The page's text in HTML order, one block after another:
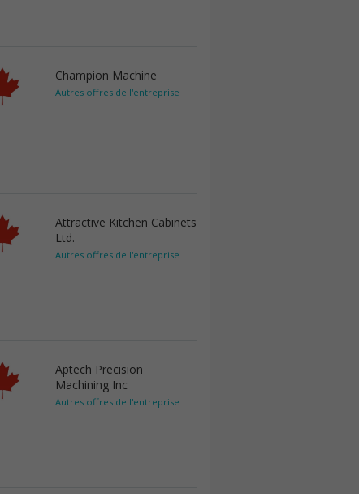
Champion Machine
Autres offres de l'entreprise
Attractive Kitchen Cabinets
Ltd.
Autres offres de l'entreprise
Aptech Precision
Machining Inc
Autres offres de l'entreprise